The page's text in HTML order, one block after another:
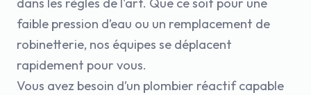
faible pression d’eau ou un remplacement de
robinetterie, nos équipes se déplacent
rapidement pour vous.
Vous avez besoin d’un plombier réactif capable